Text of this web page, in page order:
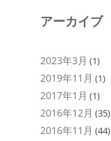
アーカイブ
2023年3月 (1)
2019年11月 (1)
2017年1月 (1)
2016年12月 (35)
2016年11月 (44)